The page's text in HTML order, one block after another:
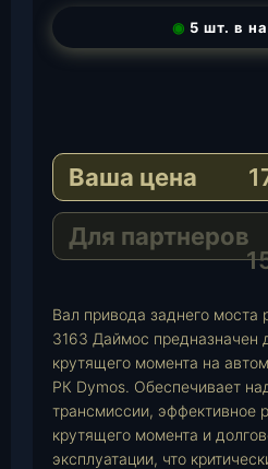
◉ 5 шт. в
e
r
a
m
a
s
A
p
a
i
l
Ваша цена
Для партнеров
Вал привода заднего моста
3163 Даймос предназначен
крутящего момента на
РК Dymos. Обеспечивает
трансмиссии, эффективное
крутящего момента и
эксплуатации, что